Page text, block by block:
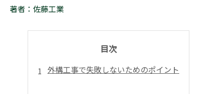
著者：佐藤工業
目次
外構工事で失敗しないためのポイント